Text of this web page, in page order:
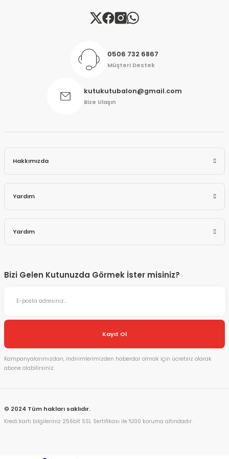
Gönder
0506 732 6867
Müşteri Destek
kutukutubalon@gmail.com
Bize Ulaşın
Hakkımızda
Yardım
Yardım
Bizi Gelen Kutunuzda Görmek İster misiniz?
Kayıt Ol
Kampanyalarımızdan, indirimlerimizden haberdar olmak için ücretsiz olarak
abone olabilirsiniz.
© 2024 Tüm hakları saklıdır.
Kredi kartı bilgileriniz 256bit SSL Sertifikası ile %100 koruma altındadır.